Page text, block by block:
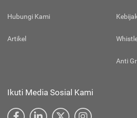
Hubungi Kami
Artikel
Anti
Ikuti Media Sosial Kami